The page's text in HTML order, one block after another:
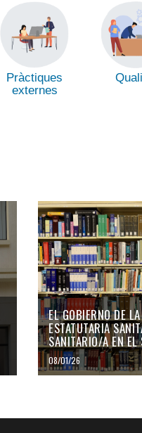
Pràctiques
externes
EL GOBIERNO DE
ESTATUTARIA
SANITARIO/A EN EL
08/01/26